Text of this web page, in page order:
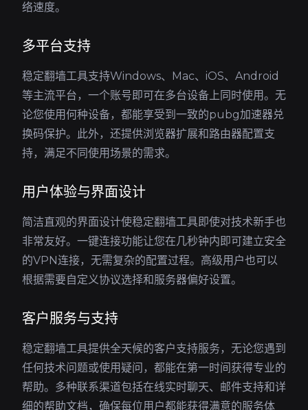
络速度。
多平台支持
稳定翻墙工具支持Windows、Mac、iOS、Android
等主流平台，一个账号即可在多台设备上同时使用。无
论您使用何种设备，都能享受到一致的pubg加速器兑
换码保护。此外，还提供浏览器扩展和路由器配置支
持，满足不同使用场景的需求。
用户体验与界面设计
简洁直观的界面设计使稳定翻墙工具即使对技术新手也
非常友好。一键连接功能让您在几秒钟内即可建立安全
的VPN连接，无需复杂的配置过程。高级用户也可以
根据需要自定义协议选择和服务器偏好设置。
客户服务与支持
稳定翻墙工具提供全天候的客户支持服务，无论您遇到
任何技术问题或使用疑问，都能在第一时间获得专业的
帮助。多种联系渠道包括在线实时聊天、邮件支持和详
细的帮助文档，确保每位用户都能获得满意的服务体